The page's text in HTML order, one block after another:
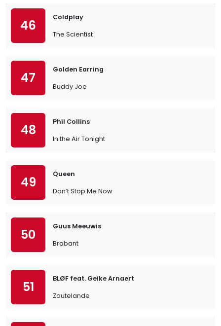
46
Coldplay
The Scientist
47
Golden Earring
Buddy Joe
48
Phil Collins
In the Air Tonight
49
Queen
Don’t Stop Me Now
50
Guus Meeuwis
Brabant
51
BLØF feat. Geike Arnaert
Zoutelande